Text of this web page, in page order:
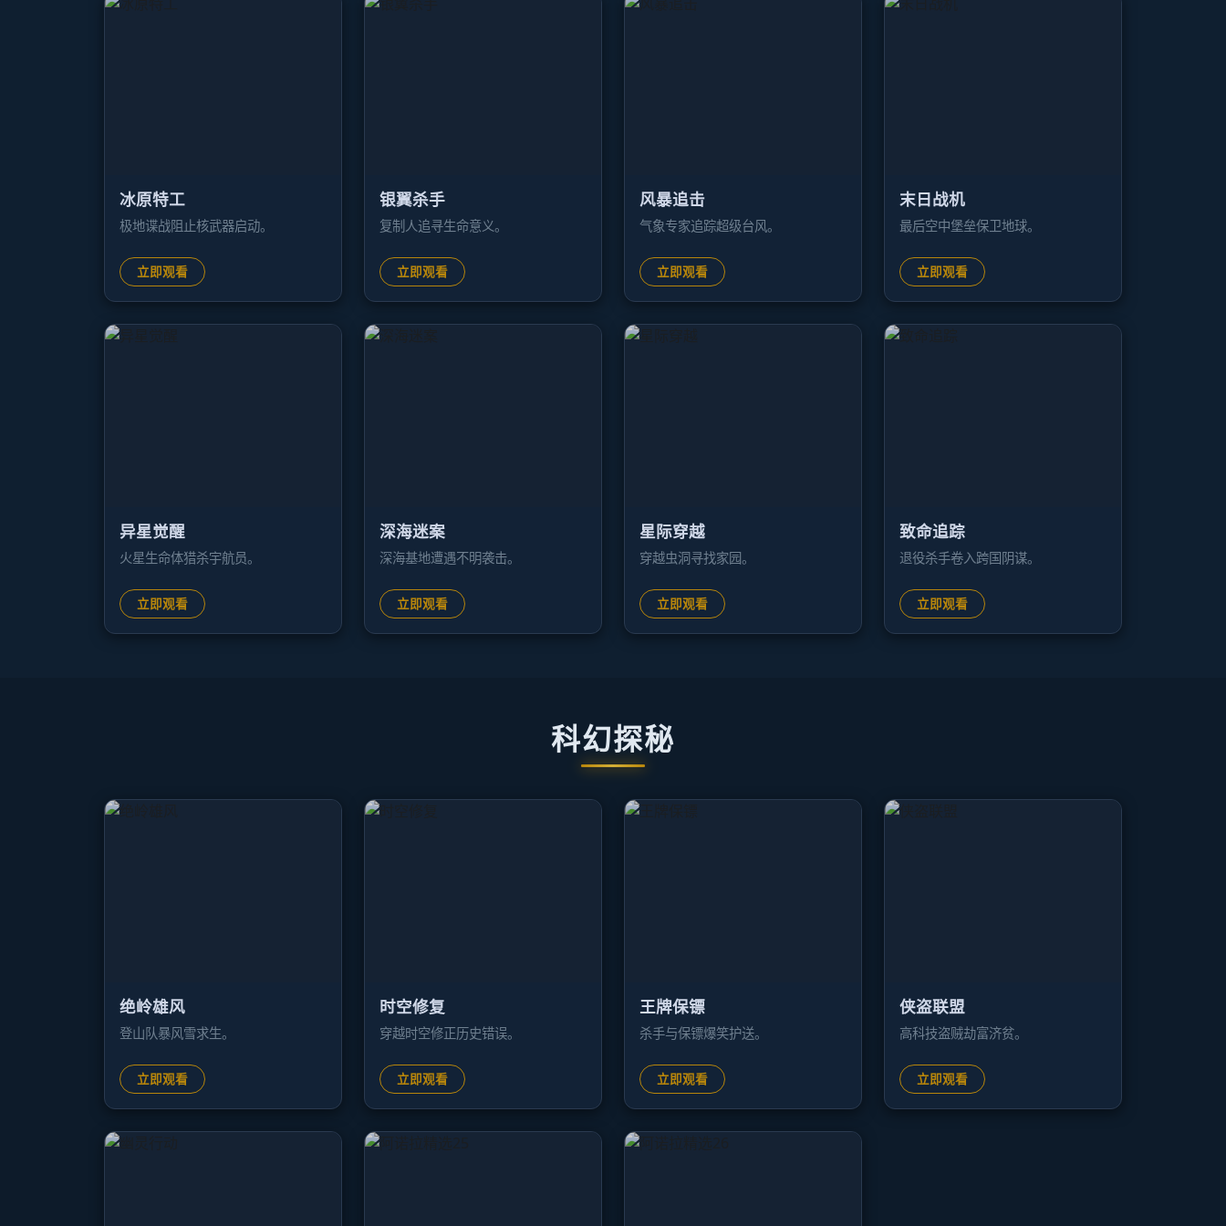
冰原特工
极地谍战阻止核武器启动。
立即观看
银翼杀手
复制人追寻生命意义。
立即观看
风暴追击
气象专家追踪超级台风。
立即观看
末日战机
最后空中堡垒保卫地球。
立即观看
异星觉醒
火星生命体猎杀宇航员。
立即观看
深海迷案
深海基地遭遇不明袭击。
立即观看
星际穿越
穿越虫洞寻找家园。
立即观看
致命追踪
退役杀手卷入跨国阴谋。
立即观看
科幻探秘
绝岭雄风
登山队暴风雪求生。
立即观看
时空修复
穿越时空修正历史错误。
立即观看
王牌保镖
杀手与保镖爆笑护送。
立即观看
侠盗联盟
高科技盗贼劫富济贫。
立即观看